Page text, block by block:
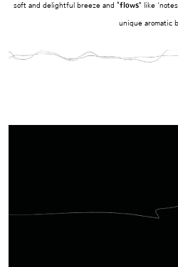
soft and delightful breeze and ‘flows’ like
unique aromatic